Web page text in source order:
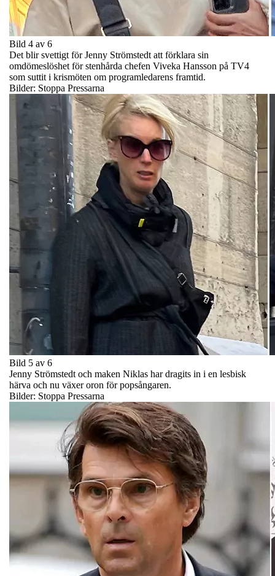
Bild 4 av 6
Det blir svettigt för Jenny Strömstedt att förklara sin
omdömeslöshet för stenhårda chefen Viveka Hansson på TV4
som suttit i krismöten om programledarens framtid.
Bilder: Stoppa Pressarna
Bild 5 av 6
Jenny Strömstedt och maken Niklas har dragits in i en lesbisk
härva och nu växer oron för popsångaren.
Bilder: Stoppa Pressarna